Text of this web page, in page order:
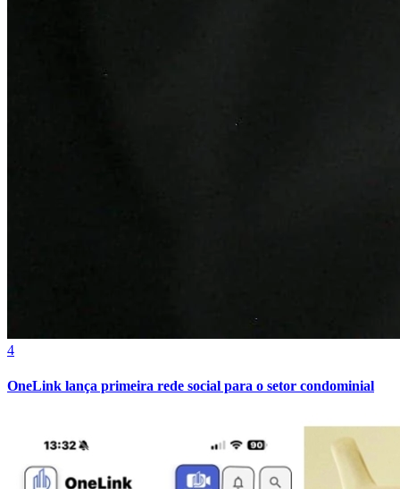
4
OneLink lança primeira rede social para o setor condominial